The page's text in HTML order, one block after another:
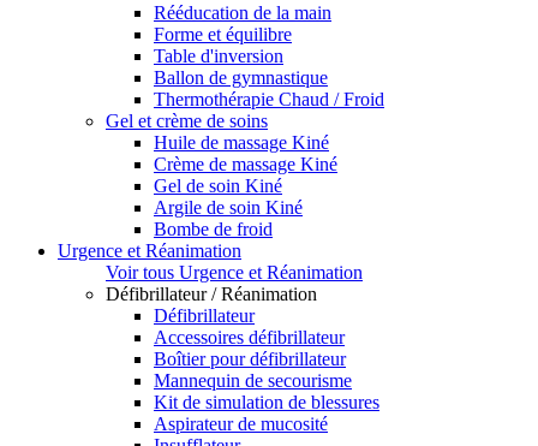
Rééducation de la main
Forme et équilibre
Table d'inversion
Ballon de gymnastique
Thermothérapie Chaud / Froid
Gel et crème de soins
Huile de massage Kiné
Crème de massage Kiné
Gel de soin Kiné
Argile de soin Kiné
Bombe de froid
Urgence et Réanimation
Voir tous Urgence et Réanimation
Défibrillateur / Réanimation
Défibrillateur
Accessoires défibrillateur
Boîtier pour défibrillateur
Mannequin de secourisme
Kit de simulation de blessures
Aspirateur de mucosité